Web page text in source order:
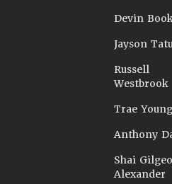
Devin
Jayson
Russell
Westbrook
Trae Young
Anthony
Shai
Alexander